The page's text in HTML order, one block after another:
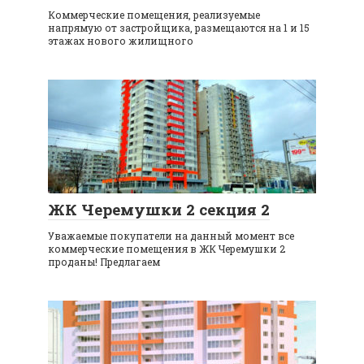
Коммерческие помещения, реализуемые
напрямую от застройщика, размещаются на 1 и 15
этажах нового жилищного
ЖК Черемушки 2 секция 2
Уважаемые покупатели на данный момент все
коммерческие помещения в ЖК Черемушки 2
проданы! Предлагаем